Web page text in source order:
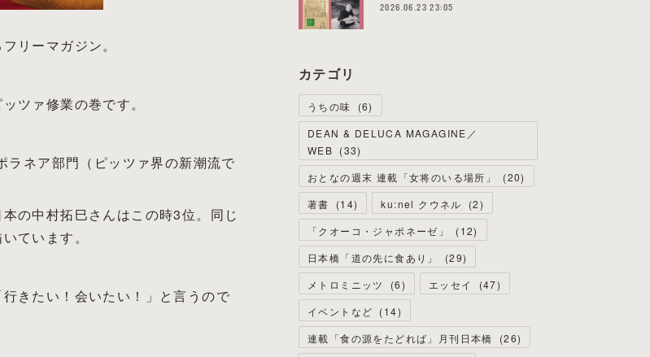
リーマガジン。
ツァ修業の巻です。
ネア部門（ピッツァ界の新潮流で
の中村拓巳さんはこの時3位。同じ
ています。
きたい！会いたい！」と言うので
2026.06.23 23:05
カテゴリ
うちの味 (6)
DEAN & DELUCA MAGAGINE／
WEB (33)
おとなの週末 連載「女将のいる場所」
(20)
著書
(14) ku:nel クウネル (2)
「クオーコ・ジャポネーゼ」
(12)
日本橋「道の先に食あり」
(29)
メトロミニッツ
(6) エッセイ (47)
イベントなど (14)
連載「食の源をたどれば」月刊日本橋
(26)